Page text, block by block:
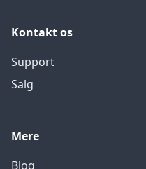
Kontakt os
Support
Salg
Mere
Blog